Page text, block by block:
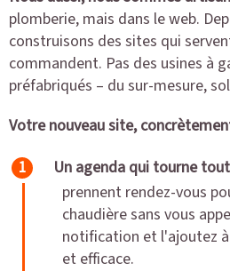
plomberie, mais dans le web.
construisons des sites qui
commandent. Pas des usines à
préfabriqués – du sur-mesure,
Votre nouveau site,
Un agenda qui tourne
prennent rendez-vous
chaudière sans vous
notification et l'ajoutez
et efficace.